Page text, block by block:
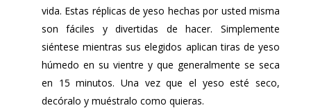
vida. Estas réplicas de yeso hechas por usted misma
son fáciles y divertidas de hacer. Simplemente
siéntese mientras sus elegidos aplican tiras de yeso
húmedo en su vientre y que generalmente se seca
en 15 minutos. Una vez que el yeso esté seco,
decóralo y muéstralo como quieras.